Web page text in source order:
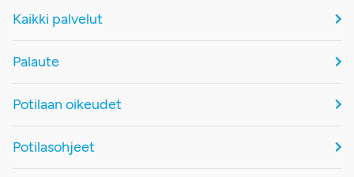
Kaikki palvelut
Palaute
Potilaan oikeudet
Potilasohjeet